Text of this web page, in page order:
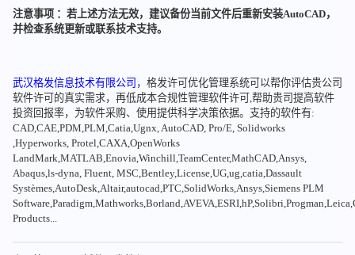
注意事项 ：若上述方法无效，建议备份当前文件后重新安装AutoCAD，
并检查系统更新或联系技术支持。
武汉格发信息技术有限公司 ，格发许可优化管理系统可以帮你评估贵公司
软件许可的真实需求，再低成本合规性管理软件许可,帮助贵司提高软件
投资回报率，为软件采购、使用提供科学决策依据。支持的软件有:
CAD,CAE,PDM,PLM,Catia,Ugnx, AutoCAD, Pro/E, Solidworks
,Hyperworks, Protel,CAXA,OpenWorks
LandMark,MATLAB,Enovia,Winchill,TeamCenter,MathCAD,Ansys,
Abaqus,ls-dyna, Fluent, MSC,Bentley,License,UG,ug,catia,Dassault
Systèmes,AutoDesk,Altair,autocad,PTC,SolidWorks,Ansys,Siemens PLM
Products...